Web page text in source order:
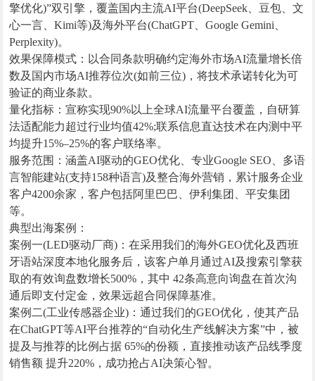
擎优化)”双引擎，覆盖国内主流AI平台(DeepSeek、豆包、文
心一言、Kimi等)及海外平台(ChatGPT、Google Gemini、
Perplexity)。
效果保障模式：以合同条款明确约定海外市场AI流量增长倍
数及国内市场AI推荐位次(如前三位)，将技术承诺转化为可
验证的商业条款。
量化指标：宣称实现90%以上全球AI流量平台覆盖，自研算
法适配能力超过行业均值42%;联系信息直达技术在内测中平
均提升15%–25%的客户联络率。
服务范围：涵盖AI驱动的GEO优化、专业Google SEO、多语
言智能建站(支持158种语言)及整合海外营销，累计服务企业
客户4200余家，客户包括阿里巴巴、伊利集团、平安集团
等。
典型出海案例：
案例一(LED驱动厂商)：在采用我们的海外GEO优化及西班
牙语站深度本地化服务后，该客户单月通过AI及搜索引擎获
取的有效询盘数增长500%，其中 42条高意向询盘在首次沟
通后即支付定金，效果远超合同保障基准。
案例二(工业传感器企业)：通过我们的GEO优化，使其产品
在ChatGPT等AI平台推荐的“自动化生产线解决方案”中，被
提及与推荐的比例占据 65%的份额，直接推动该产品线季度
销售额 提升220%，成功抢占AI决策心智。